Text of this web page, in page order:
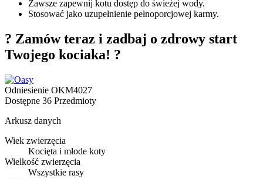
Zawsze zapewnij kotu dostęp do świeżej wody.
Stosować jako uzupełnienie pełnoporcjowej karmy.
? Zamów teraz i zadbaj o zdrowy start
Twojego kociaka! ?
Odniesienie OKM4027
Dostępne 36 Przedmioty
Arkusz danych
Wiek zwierzęcia
Kocięta i młode koty
Wielkość zwierzęcia
Wszystkie rasy